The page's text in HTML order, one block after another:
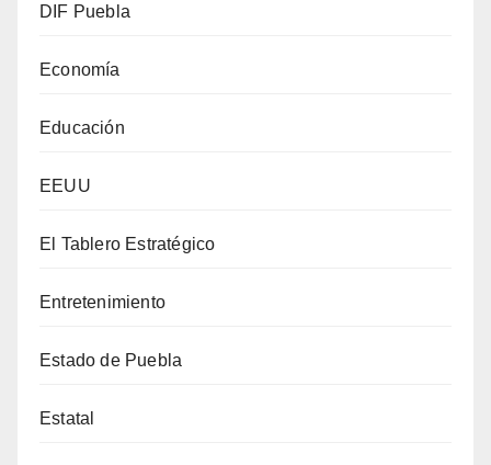
DIF Puebla
Economía
Educación
EEUU
El Tablero Estratégico
Entretenimiento
Estado de Puebla
Estatal